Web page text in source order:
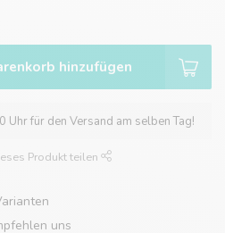
hinzufügen
Uhr für den Versand am selben Tag!
Produkt teilen
uns